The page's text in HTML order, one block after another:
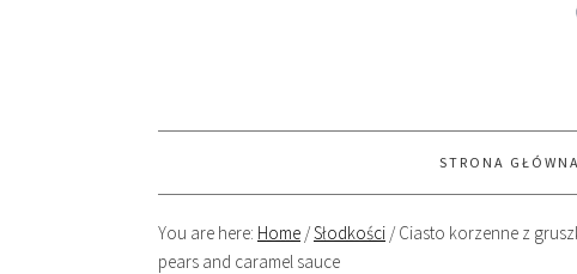
STRONA GŁÓWNA
You are here: Home /Słodkości /Ciasto korzenne z
pears and caramel sauce